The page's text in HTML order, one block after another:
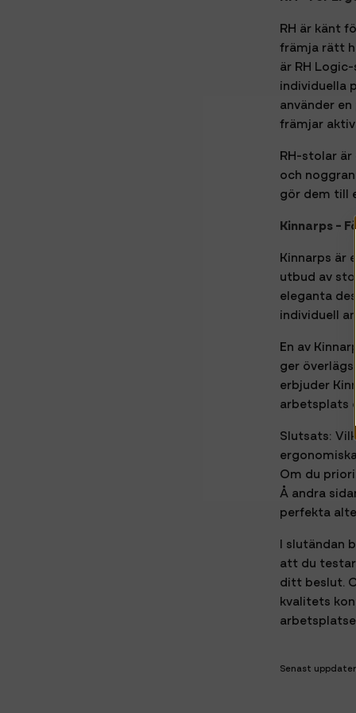
RH är känt
främja rätt
är RH
individuella
använder
främjar
RH-stolar
och
gör dem till
Kinnarps -
Kinnarps är
utbud av
eleganta
individuell
En av
ger
erbjuder
arbetsplats
Slutsats:
Om du
Å andra
perfekta
I slutändan
att du
ditt beslut.
kvalitets
Senast